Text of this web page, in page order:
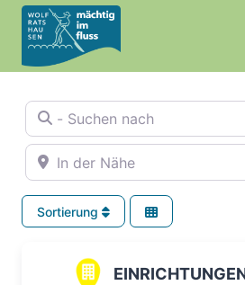
Zum
Inhalt
springen
- Suchen nach
In der Nähe
Sortierung